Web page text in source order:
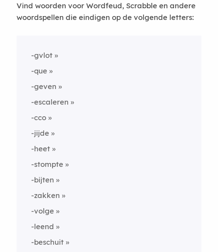
Vind woorden voor Wordfeud, Scrabble en andere
woordspellen die eindigen op de volgende letters:
-gvlot
-que
-geven
-escaleren
-cco
-jijde
-heet
-stompte
-bijten
-zakken
-volge
-leend
-beschuit